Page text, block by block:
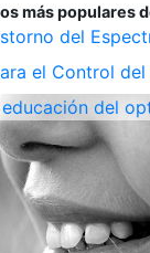
más populares
del
el Control del
del